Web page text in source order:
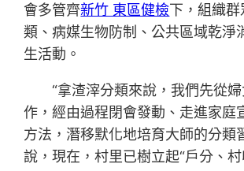
會多管齊新竹 東區健檢下，組織
類、病媒生物防制、公共區域乾淨
生活動。
“拿渣滓分類來說，我們先從
作，經由過程閉會發動、走進家庭
方法，潛移默化地培育大師的分類
說，現在，村里已樹立起“戶分、